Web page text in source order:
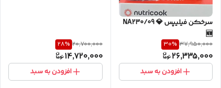
سرخکن فیلیپس NA230/09 💎
🆕
37,950,000
30%
26,335,000
افزودن به سبد
20,700,000
28%
14,720,000
افزودن به سبد